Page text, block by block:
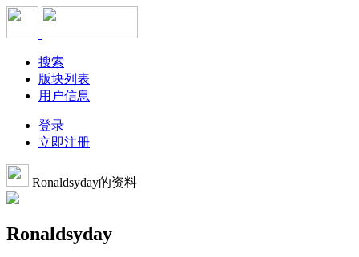
搜索
版块列表
用户信息
登录
立即注册
Ronaldsyday的资料
Ronaldsyday